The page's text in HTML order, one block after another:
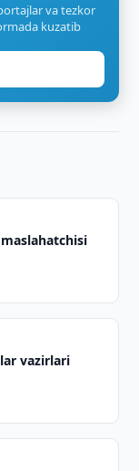
va tezkor
kuzatib
vazirlari